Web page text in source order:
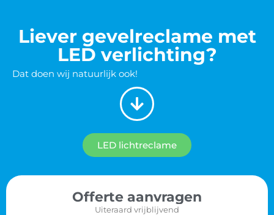
Liever gevelreclame met
LED verlichting?
Dat doen wij natuurlijk ook!
LED lichtreclame
Offerte aanvragen
Uiteraard vrijblijvend